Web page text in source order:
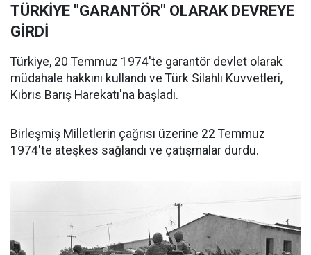
TÜRKİYE "GARANTÖR" OLARAK DEVREYE
GİRDİ
Türkiye, 20 Temmuz 1974'te garantör devlet olarak
müdahale hakkını kullandı ve Türk Silahlı Kuvvetleri,
Kıbrıs Barış Harekatı'na başladı.
Birleşmiş Milletlerin çağrısı üzerine 22 Temmuz
1974'te ateşkes sağlandı ve çatışmalar durdu.